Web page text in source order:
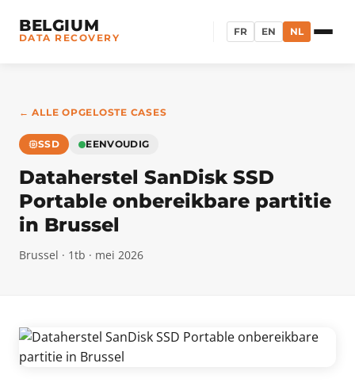
BELGIUM
DATA RECOVERY FR EN NL
← ALLE OPGELOSTE CASES
SSD EENVOUDIG
Dataherstel SanDisk SSD
Portable onbereikbare partitie
in Brussel
Brussel · 1tb · mei 2026